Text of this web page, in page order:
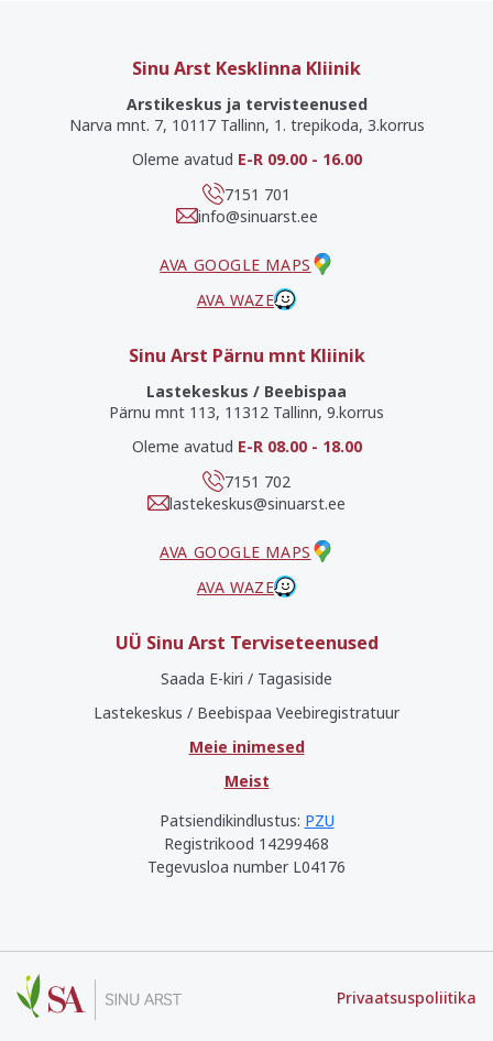
Sinu Arst Kesklinna Kliinik
Arstikeskus ja tervisteenused
Narva mnt. 7, 10117 Tallinn, 1. trepikoda, 3.korrus
Oleme avatud E-R 09.00 - 16.00
7151 701
info@sinuarst.ee
AVA GOOGLE MAPS
AVA WAZE
Sinu Arst Pärnu mnt Kliinik
Lastekeskus / Beebispaa
Pärnu mnt 113, 11312 Tallinn, 9.korrus
Oleme avatud E-R 08.00 - 18.00
7151 702
lastekeskus@sinuarst.ee
AVA GOOGLE MAPS
AVA WAZE
UÜ Sinu Arst Terviseteenused
Saada E-kiri / Tagasiside
Lastekeskus / Beebispaa Veebiregistratuur
Meie inimesed
Meist
Patsiendikindlustus: PZU
Registrikood 14299468
Tegevusloa number L04176
Privaatsuspoliitika